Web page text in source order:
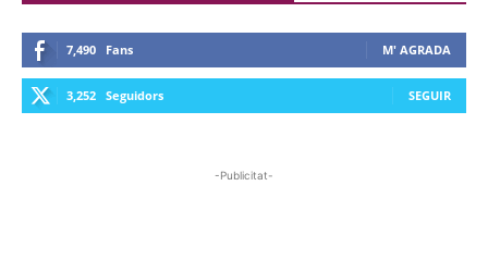
7,490 Fans M' AGRADA
3,252 Seguidors SEGUIR
-Publicitat-